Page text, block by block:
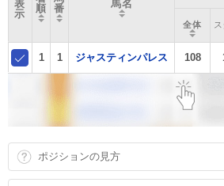
表
示
順
番
馬名
全体
1 1 ジャスティンパレス 108
ポジションの見方